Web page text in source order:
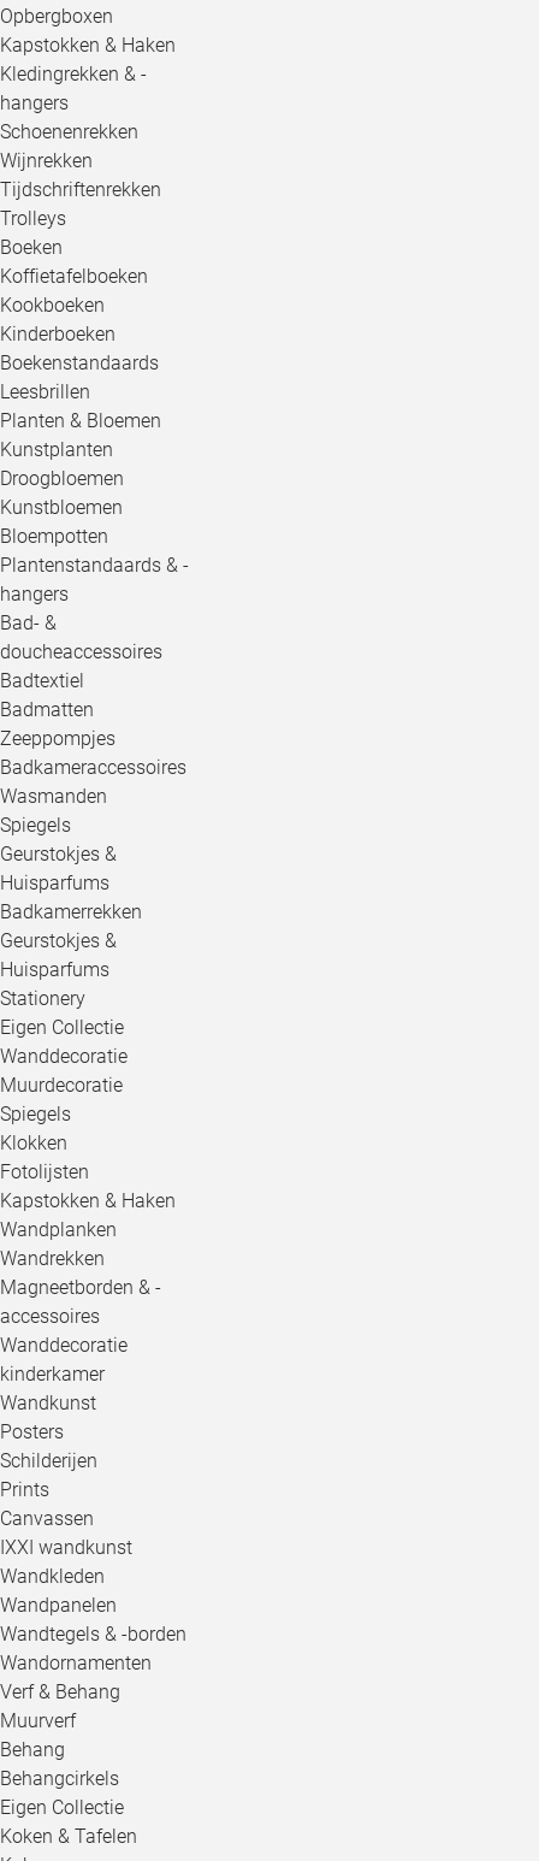
Opbergboxen
Kapstokken & Haken
Kledingrekken & -
hangers
Schoenenrekken
Wijnrekken
Tijdschriftenrekken
Trolleys
Boeken
Koffietafelboeken
Kookboeken
Kinderboeken
Boekenstandaards
Leesbrillen
Planten & Bloemen
Kunstplanten
Droogbloemen
Kunstbloemen
Bloempotten
Plantenstandaards & -
hangers
Bad- &
doucheaccessoires
Badtextiel
Badmatten
Zeeppompjes
Badkameraccessoires
Wasmanden
Spiegels
Geurstokjes &
Huisparfums
Badkamerrekken
Geurstokjes &
Huisparfums
Stationery
Eigen Collectie
Wanddecoratie
Muurdecoratie
Spiegels
Klokken
Fotolijsten
Kapstokken & Haken
Wandplanken
Wandrekken
Magneetborden & -
accessoires
Wanddecoratie
kinderkamer
Wandkunst
Posters
Schilderijen
Prints
Canvassen
IXXI wandkunst
Wandkleden
Wandpanelen
Wandtegels & -borden
Wandornamenten
Verf & Behang
Muurverf
Behang
Behangcirkels
Eigen Collectie
Koken & Tafelen